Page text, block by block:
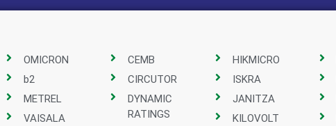
OMICRON
b2
METREL
VAISALA
CEMB
CIRCUTOR
DYNAMIC
RATINGS
HIKMICRO
ISKRA
JANITZA
KILOVOLT